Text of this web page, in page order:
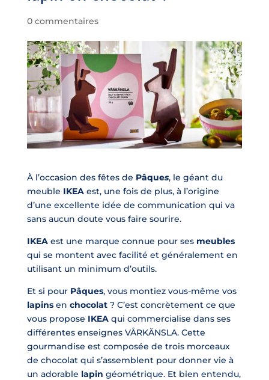
0 commentaires
À l’occasion des fêtes de Pâques, le géant du
meuble IKEAest, une fois de plus, à l’origine
d’une excellente idée de communication qui va
sans aucun doute vous faire sourire.
IKEAest une marque connue pour ses meubles
qui se montent avec facilité et généralement en
utilisant un minimum d’outils.
Et si pour Pâques, vous montiez vous-même vos
lapinsen chocolat? C’est concrètement ce que
vous propose IKEAqui commercialise dans ses
différentes enseignes VÅRKÄNSLA. Cette
gourmandise est composée de trois morceaux
de chocolatqui s’assemblent pour donner vie à
un adorable lapin géométrique. Et bien entendu,